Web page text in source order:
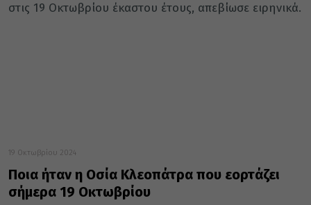
στις 19 Οκτωβρίου έκαστου έτους, απεβίωσε ειρηνικά.
19 Οκτωβρίου 2024
Ποια ήταν η Οσία Κλεοπάτρα που εορτάζει
σήμερα 19 Οκτωβρίου